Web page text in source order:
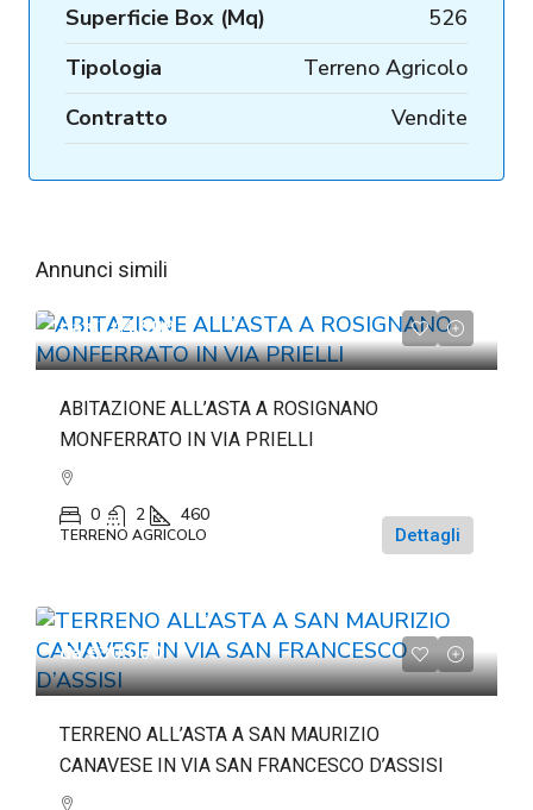
Superficie Box (Mq)
526
Tipologia
Terreno Agricolo
Contratto
Vendite
Annunci simili
da€244.809
ABITAZIONE ALL’ASTA A ROSIGNANO
MONFERRATO IN VIA PRIELLI
0 2 460
TERRENO AGRICOLO Dettagli
da€30.000
TERRENO ALL’ASTA A SAN MAURIZIO
CANAVESE IN VIA SAN FRANCESCO D’ASSISI